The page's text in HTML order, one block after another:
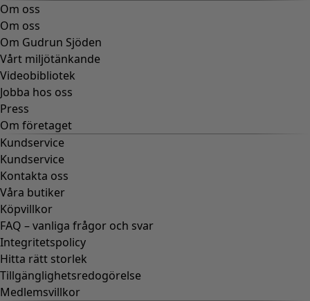
Om oss
Om oss
Om Gudrun Sjöden
Vårt miljötänkande
Videobibliotek
Jobba hos oss
Press
Om företaget
Kundservice
Kundservice
Kontakta oss
Våra butiker
Köpvillkor
FAQ – vanliga frågor och svar
Integritetspolicy
Hitta rätt storlek
Tillgänglighetsredogörelse
Medlemsvillkor